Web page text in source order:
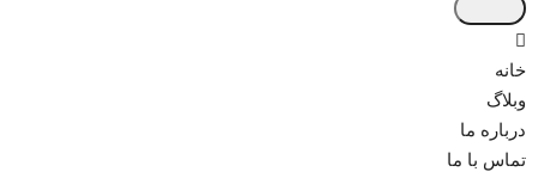
خانه
وبلاگ
درباره ما
تماس با ما